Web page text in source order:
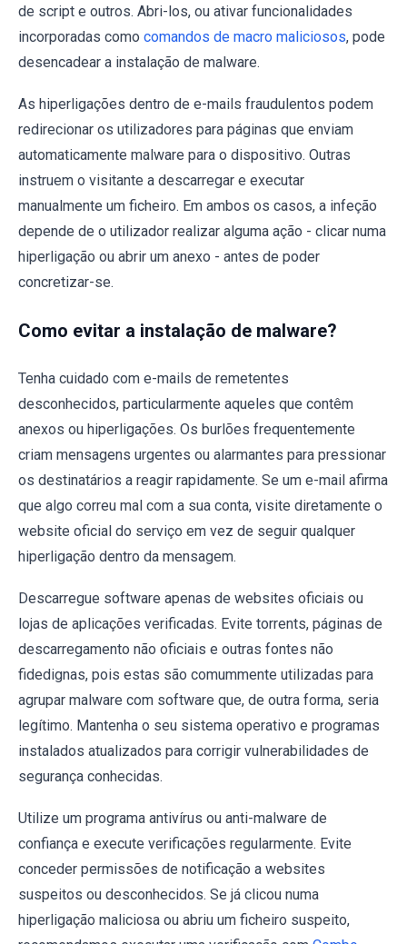
de script e outros. Abri-los, ou ativar funcionalidades
incorporadas como comandos de macro maliciosos, pode
desencadear a instalação de malware.
As hiperligações dentro de e-mails fraudulentos podem
redirecionar os utilizadores para páginas que enviam
automaticamente malware para o dispositivo. Outras
instruem o visitante a descarregar e executar
manualmente um ficheiro. Em ambos os casos, a infeção
depende de o utilizador realizar alguma ação - clicar numa
hiperligação ou abrir um anexo - antes de poder
concretizar-se.
Como evitar a instalação de malware?
Tenha cuidado com e-mails de remetentes
desconhecidos, particularmente aqueles que contêm
anexos ou hiperligações. Os burlões frequentemente
criam mensagens urgentes ou alarmantes para pressionar
os destinatários a reagir rapidamente. Se um e-mail afirma
que algo correu mal com a sua conta, visite diretamente o
website oficial do serviço em vez de seguir qualquer
hiperligação dentro da mensagem.
Descarregue software apenas de websites oficiais ou
lojas de aplicações verificadas. Evite torrents, páginas de
descarregamento não oficiais e outras fontes não
fidedignas, pois estas são comummente utilizadas para
agrupar malware com software que, de outra forma, seria
legítimo. Mantenha o seu sistema operativo e programas
instalados atualizados para corrigir vulnerabilidades de
segurança conhecidas.
Utilize um programa antivírus ou anti-malware de
confiança e execute verificações regularmente. Evite
conceder permissões de notificação a websites
suspeitos ou desconhecidos. Se já clicou numa
hiperligação maliciosa ou abriu um ficheiro suspeito,